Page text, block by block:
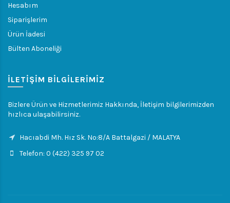
Hesabım
Siparişlerim
Ürün İadesi
Bülten Aboneliği
İLETIŞIM BILGILERIMIZ
Bizlere Ürün ve Hizmetlerimiz Hakkında, İletişim bilgilerimizden
hızlıca ulaşabilirsiniz.
Hacıabdi Mh. Hız Sk. No:8/A Battalgazi / MALATYA
Telefon: 0 (422) 325 97 02